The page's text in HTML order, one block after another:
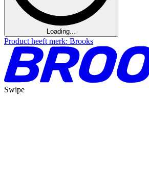
Loading...
Product heeft merk: Brooks
Swipe